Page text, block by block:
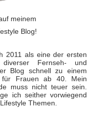
meinem
Blog!
2011 als eine der ersten
Fernseh- und
Blog schnell zu einem
für Frauen ab 40. Mein
muss nicht teuer sein.
ich seither vorwiegend
Themen.